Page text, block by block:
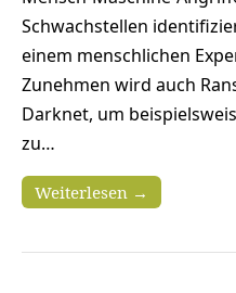
Schwachstellen
einem menschlichen
Zunehmen wird auch
Darknet, um
zu…
Weiterlesen →